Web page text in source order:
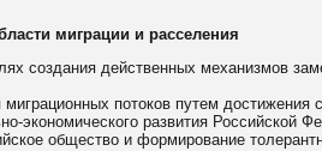
миграции и расселения
создания действенных механизмов
потоков путем достижения
экономического развития Российской
общество и формирование